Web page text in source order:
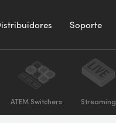
Soporte
ATEM Switchers Streaming